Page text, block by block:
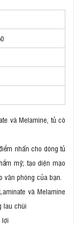
và Melamine, tủ có
nhấn cho dòng tủ
mỹ; tạo diện mạo
phòng của bạn.
và Melamine
lau chùi
lợi